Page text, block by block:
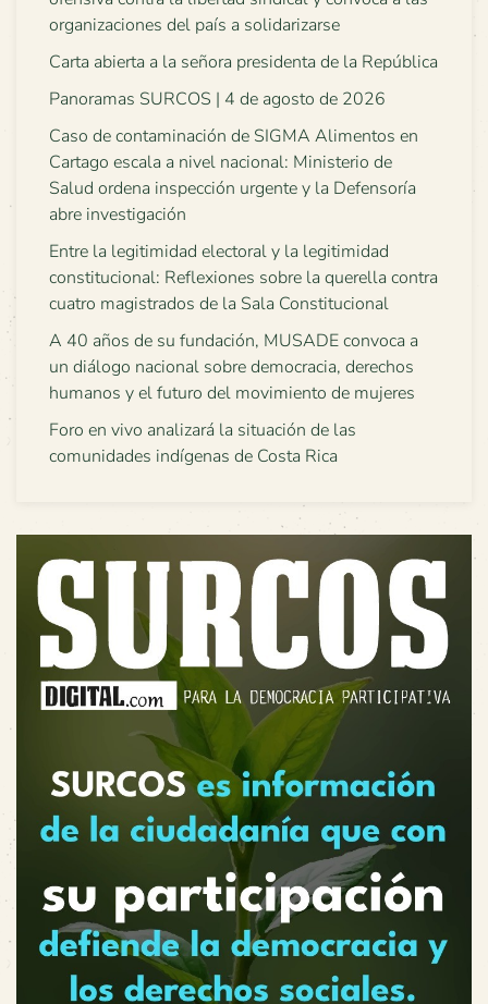
organizaciones del país a solidarizarse
Carta abierta a la señora presidenta de la República
Panoramas SURCOS | 4 de agosto de 2026
Caso de contaminación de SIGMA Alimentos en
Cartago escala a nivel nacional: Ministerio de
Salud ordena inspección urgente y la Defensoría
abre investigación
Entre la legitimidad electoral y la legitimidad
constitucional: Reflexiones sobre la querella contra
cuatro magistrados de la Sala Constitucional
A 40 años de su fundación, MUSADE convoca a
un diálogo nacional sobre democracia, derechos
humanos y el futuro del movimiento de mujeres
Foro en vivo analizará la situación de las
comunidades indígenas de Costa Rica